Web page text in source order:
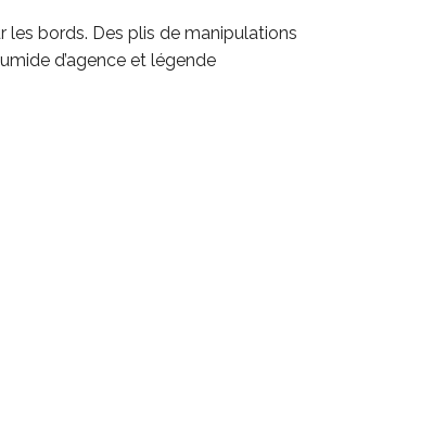
les bords. Des plis de manipulations
d’agence et légende